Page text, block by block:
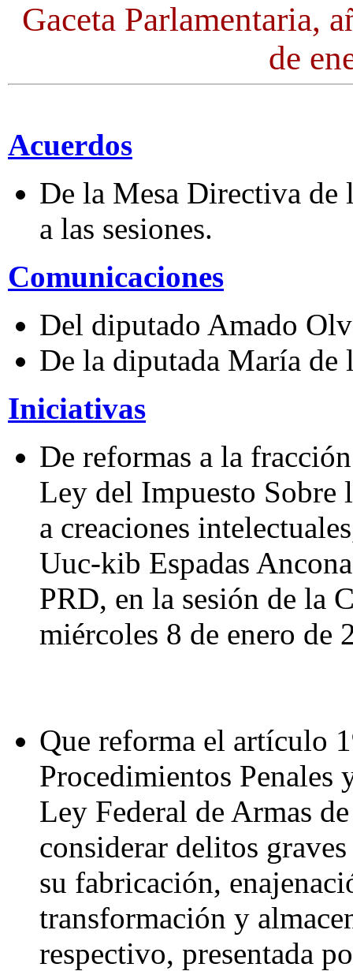
Gaceta Parlamentaria,
de
Acuerdos
De la Mesa Directiva de
a las sesiones.
Comunicaciones
Del diputado Amado
De la diputada María de
Iniciativas
De reformas a la
Ley del Impuesto Sobre
a creaciones
Uuc-kib Espadas
PRD, en la sesión de la
miércoles 8 de enero de
Que reforma el artículo
Procedimientos
Ley Federal de Armas
considerar delitos
su fabricación,
transformación y
respectivo, presentada